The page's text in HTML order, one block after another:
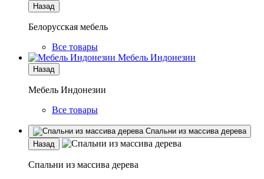
Назад
Белорусская мебель
Все товары
Мебель Индонезии
Назад
Мебель Индонезии
Все товары
Спальни из массива дерева
Назад
Спальни из массива дерева